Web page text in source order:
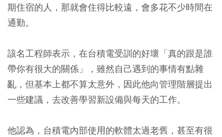
期住宿的人，那就會住得比較遠，會多花不少時間在
通勤。
該名工程師表示，在台積電受訓的好壞「真的跟是誰
帶你有很大的關係」，雖然自己遇到的事情有點雜
亂，但基本上都不算太意外，因此他向管理階層提出
一些建議，去改善學習新設備與每天的工作。
他認為，台積電內部使用的軟體太過老舊，甚至有很